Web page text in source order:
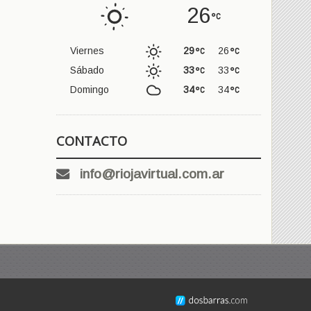
26
Viernes 26
29
Sábado
33
33
Domingo
34
34
CONTACTO
info@riojavirtual.com.ar